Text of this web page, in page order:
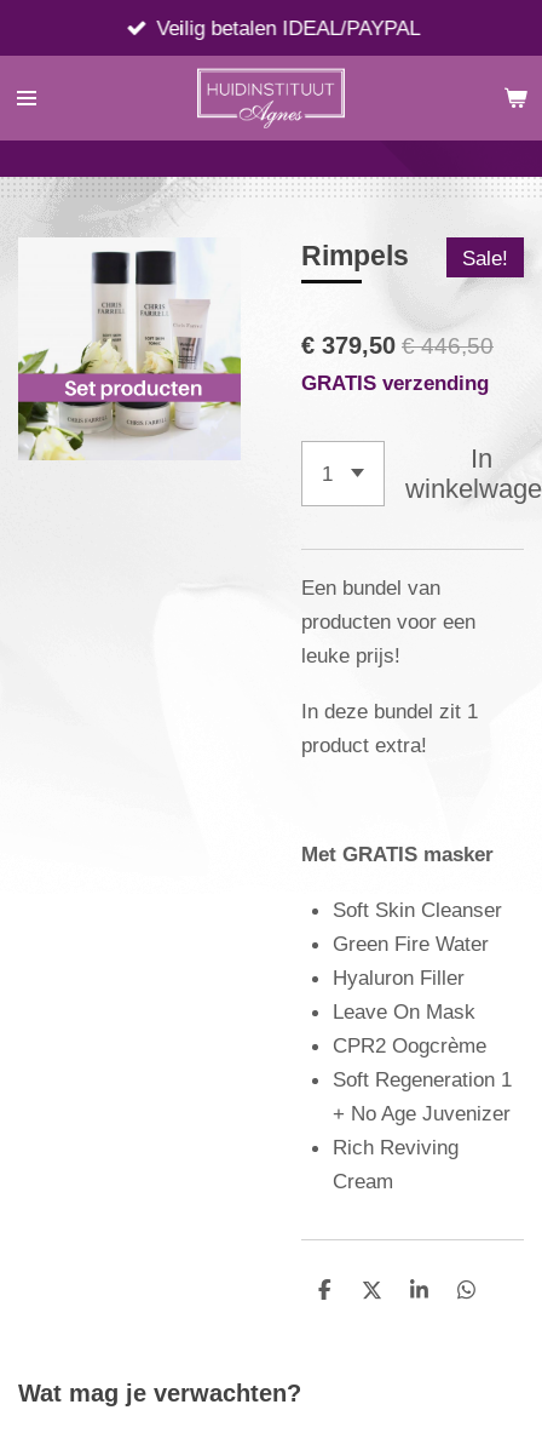
direct
naar
Veilig betalen IDEAL/PAYPAL
Rimpels Sale!
€ 379,50 € 446,50
GRATIS verzending
In
Een bundel van
producten voor een
leuke prijs!
In deze bundel zit 1
product extra!
Met GRATIS masker
Soft Skin Cleanser
Green Fire Water
Hyaluron Filler
Leave On Mask
CPR2 Oogcrème
Soft Regeneration 1
+ No Age Juvenizer
Rich Reviving
Cream
D
D
S
D
Wat mag je verwachten?